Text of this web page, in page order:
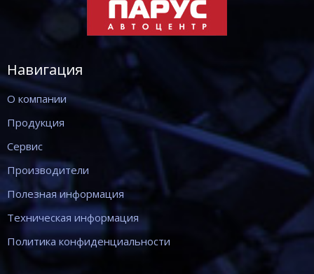
Навигация
О компании
Продукция
Сервис
Производители
Полезная информация
Техническая информация
Политика конфиденциальности